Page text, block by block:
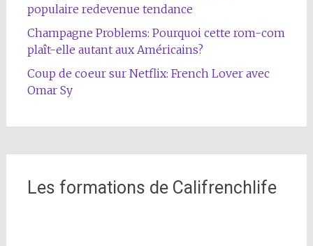
populaire redevenue tendance
Champagne Problems: Pourquoi cette rom-com
plaît-elle autant aux Américains?
Coup de coeur sur Netflix: French Lover avec
Omar Sy
Les formations de Califrenchlife